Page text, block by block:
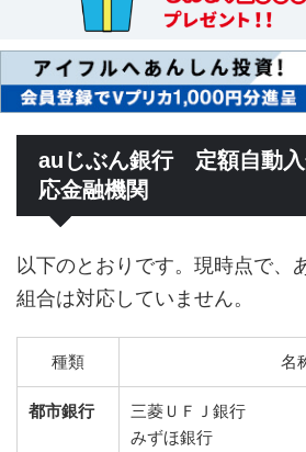
auじぶん銀行 定額自動
応金融機関
以下のとおりです。現時点で、
組合は対応していません。
種類 名
都市銀行
三菱ＵＦＪ銀行
みずほ銀行